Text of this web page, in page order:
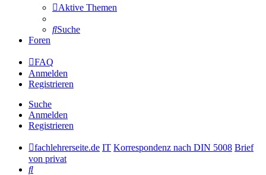
Aktive Themen
Suche
Foren
FAQ
Anmelden
Registrieren
Suche
Anmelden
Registrieren
fachlehrerseite.de IT Korrespondenz nach DIN 5008 Brief
von privat
Suche